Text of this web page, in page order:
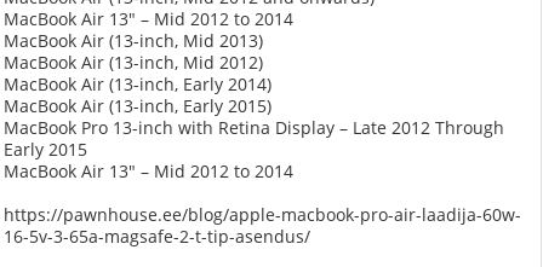
MacBook Air 13″ – Mid 2012 to 2014
MacBook Air (13-inch, Mid 2013)
MacBook Air (13-inch, Mid 2012)
MacBook Air (13-inch, Early 2014)
MacBook Air (13-inch, Early 2015)
MacBook Pro 13-inch with Retina Display – Late 2012 Through
Early 2015
MacBook Air 13″ – Mid 2012 to 2014
https://pawnhouse.ee/blog/apple-macbook-pro-air-laadija-60w-
16-5v-3-65a-magsafe-2-t-tip-asendus/